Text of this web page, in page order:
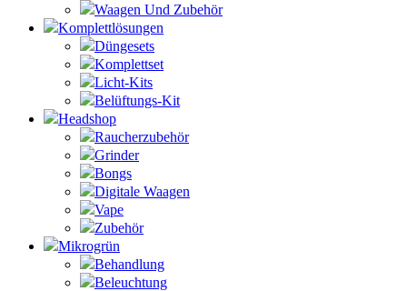
Waagen Und Zubehör
Komplettlösungen
Düngesets
Komplettset
Licht-Kits
Belüftungs-Kit
Headshop
Raucherzubehör
Grinder
Bongs
Digitale Waagen
Vape
Zubehör
Mikrogrün
Behandlung
Beleuchtung